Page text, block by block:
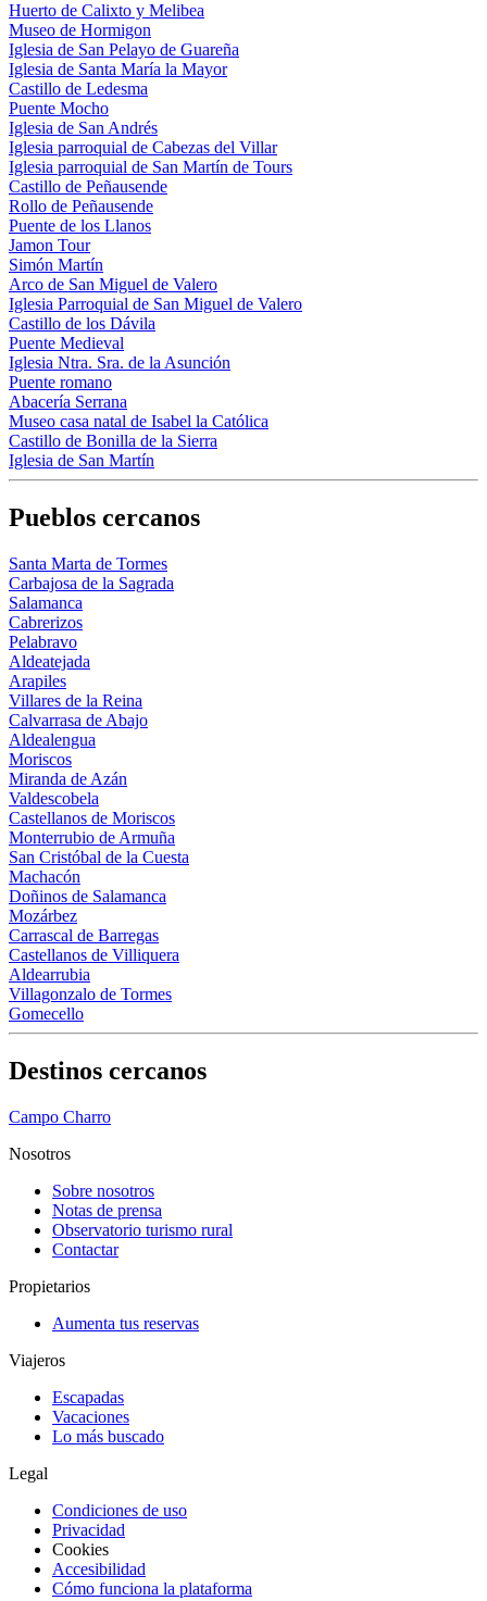
Huerto de Calixto y Melibea
Museo de Hormigon
Iglesia de San Pelayo de Guareña
Iglesia de Santa María la Mayor
Castillo de Ledesma
Puente Mocho
Iglesia de San Andrés
Iglesia parroquial de Cabezas del Villar
Iglesia parroquial de San Martín de Tours
Castillo de Peñausende
Rollo de Peñausende
Puente de los Llanos
Jamon Tour
Simón Martín
Arco de San Miguel de Valero
Iglesia Parroquial de San Miguel de Valero
Castillo de los Dávila
Puente Medieval
Iglesia Ntra. Sra. de la Asunción
Puente romano
Abacería Serrana
Museo casa natal de Isabel la Católica
Castillo de Bonilla de la Sierra
Iglesia de San Martín
Pueblos cercanos
Santa Marta de Tormes
Carbajosa de la Sagrada
Salamanca
Cabrerizos
Pelabravo
Aldeatejada
Arapiles
Villares de la Reina
Calvarrasa de Abajo
Aldealengua
Moriscos
Miranda de Azán
Valdescobela
Castellanos de Moriscos
Monterrubio de Armuña
San Cristóbal de la Cuesta
Machacón
Doñinos de Salamanca
Mozárbez
Carrascal de Barregas
Castellanos de Villiquera
Aldearrubia
Villagonzalo de Tormes
Gomecello
Destinos cercanos
Campo Charro
Nosotros
Sobre nosotros
Notas de prensa
Observatorio turismo rural
Contactar
Propietarios
Aumenta tus reservas
Viajeros
Escapadas
Vacaciones
Lo más buscado
Legal
Condiciones de uso
Privacidad
Cookies
Accesibilidad
Cómo funciona la plataforma